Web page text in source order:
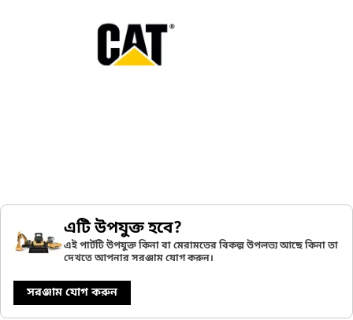
এটি উপযুক্ত হবে?
এই পার্টটি উপযুক্ত কিনা বা মেরামতের বিকল্প উপলভ্য আছে কিনা তা
দেখতে আপনার সরঞ্জাম যোগ করুন।
সরঞ্জাম যোগ করুন